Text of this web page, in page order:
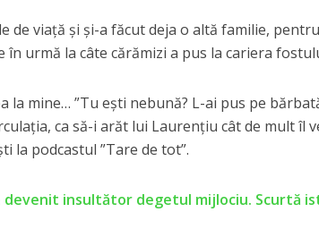
de viață și și-a făcut deja o altă familie,
în urmă la câte cărămizi a pus la cariera
la mine… ”Tu ești nebună? L-ai pus pe
ca să-i arăt lui Laurențiu cât de mult îl
la podcastul ”Tare de tot”.
devenit insultător degetul mijlociu. Scurtă